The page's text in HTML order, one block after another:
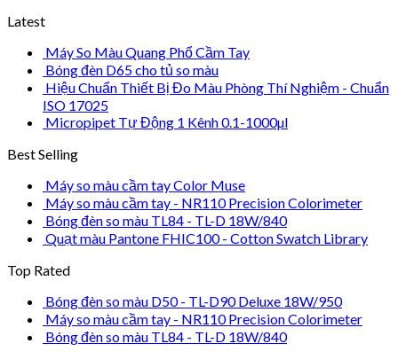
Latest
Máy So Màu Quang Phổ Cầm Tay
Bóng đèn D65 cho tủ so màu
Hiệu Chuẩn Thiết Bị Đo Màu Phòng Thí Nghiệm - Chuẩn
ISO 17025
Micropipet Tự Động 1 Kênh 0.1-1000µl
Best Selling
Máy so màu cầm tay Color Muse
Máy so màu cầm tay - NR110 Precision Colorimeter
Bóng đèn so màu TL84 - TL-D 18W/840
Quạt màu Pantone FHIC100 - Cotton Swatch Library
Top Rated
Bóng đèn so màu D50 - TL-D90 Deluxe 18W/950
Máy so màu cầm tay - NR110 Precision Colorimeter
Bóng đèn so màu TL84 - TL-D 18W/840